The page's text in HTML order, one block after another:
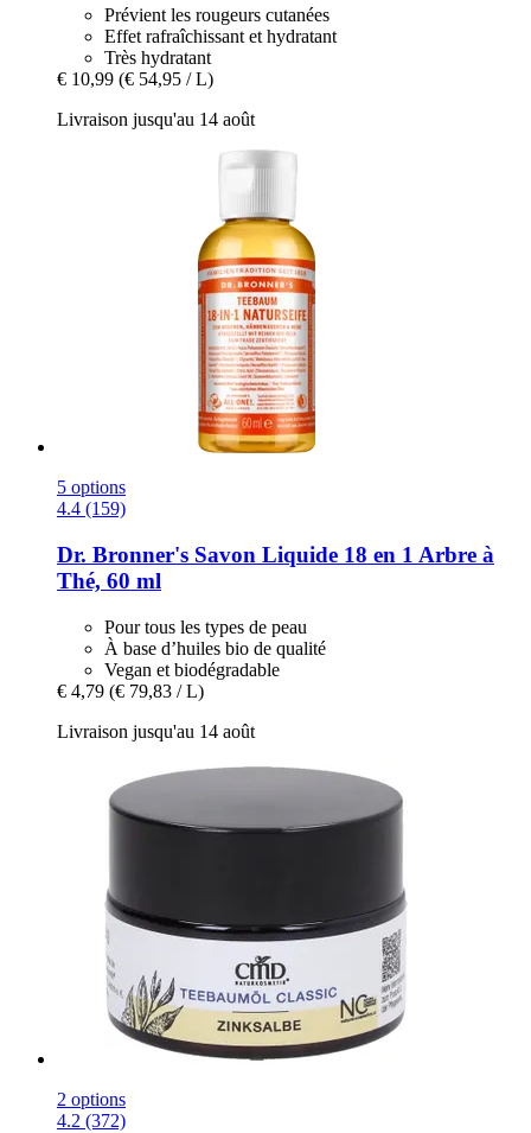
Prévient les rougeurs cutanées
Effet rafraîchissant et hydratant
Très hydratant
€ 10,99 (€ 54,95 / L)
Livraison jusqu'au 14 août
5 options
4.4 (159)
Dr. Bronner's Savon Liquide 18 en 1 Arbre à
Thé, 60 ml
Pour tous les types de peau
À base d’huiles bio de qualité
Vegan et biodégradable
€ 4,79 (€ 79,83 / L)
Livraison jusqu'au 14 août
2 options
4.2 (372)